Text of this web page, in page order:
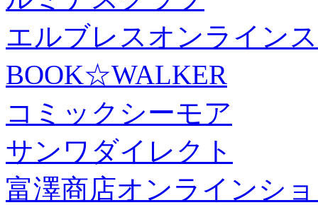
エルブレスオンライン
BOOK☆WALKER
コミックシーモア
サンワダイレクト
富澤商店オンラインシ